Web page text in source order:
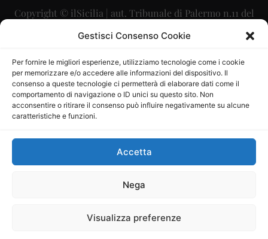
Gestisci Consenso Cookie
Per fornire le migliori esperienze, utilizziamo tecnologie come i cookie
per memorizzare e/o accedere alle informazioni del dispositivo. Il
consenso a queste tecnologie ci permetterà di elaborare dati come il
comportamento di navigazione o ID unici su questo sito. Non
acconsentire o ritirare il consenso può influire negativamente su alcune
caratteristiche e funzioni.
Accetta
Nega
Visualizza preferenze
Copyright © ilSicilia | aut. Tribunale di Palermo n.11 del
29/09/2015
Direttore Editoriale: Maurizio Scaglione
Direttore Responsabile: Maria Calabrese
P.IVA: 06334930820
Mercurio Comunicazione Società Cooperativa a r.l. è
iscritta al Registro degli Operatori di Comunicazione al
Sito gestito daLa Digitale srl–info@ladigitale.it